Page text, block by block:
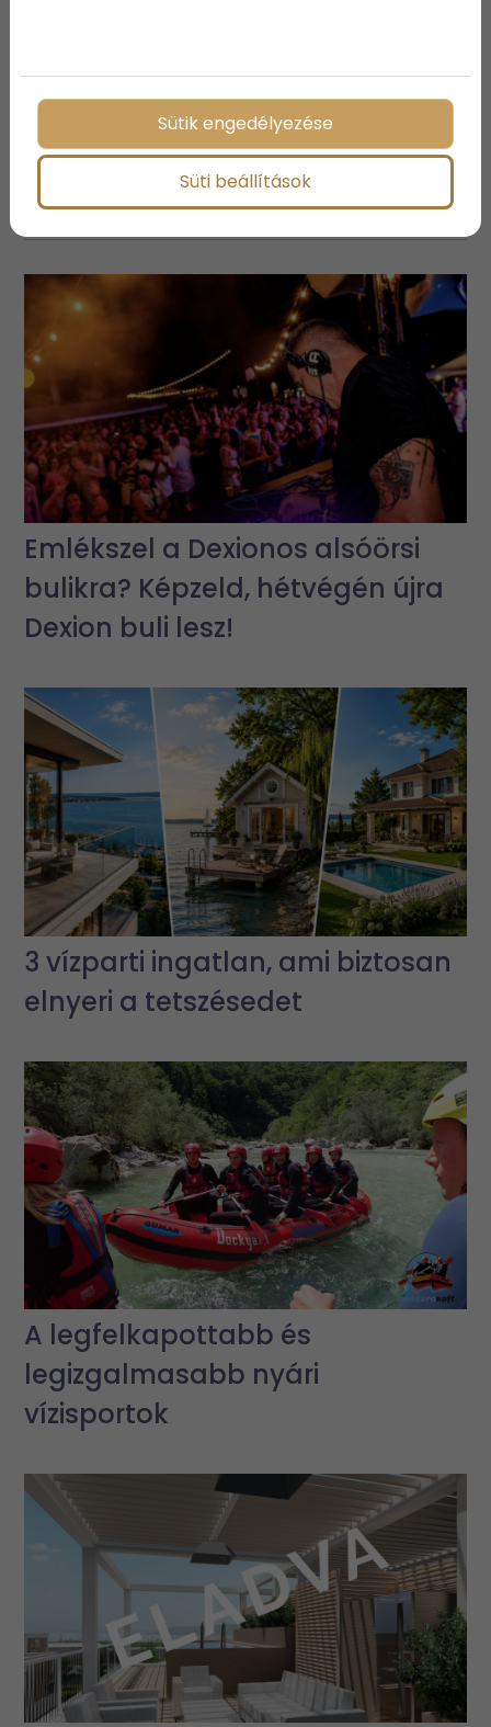
További bejegyzések
Emlékszel a Dexionos alsóörsi
bulikra? Képzeld, hétvégén újra
Dexion buli lesz!
3 vízparti ingatlan, ami biztosan
elnyeri a tetszésedet
A legfelkapottabb és
legizgalmasabb nyári
vízisportok
Sütik engedélyezése
Süti beállítások